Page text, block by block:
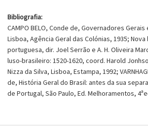
Bibliografia:
CAMPO BELO, Conde de, Governadores Gerais
Lisboa, Agência Geral das Colónias, 1935;
portuguesa, dir. Joel Serrão e A. H. Oliveira
luso-brasileiro: 1520-1620, coord. Harold
Nizza da Silva, Lisboa, Estampa, 1992;
de, História Geral do Brasil: antes da sua
de Portugal, São Paulo, Ed. Melhoramentos,